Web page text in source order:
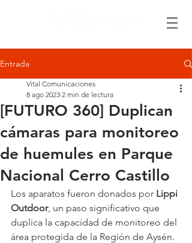
Entrada
[FUTURO 360] Duplican
cámaras para monitoreo
de huemules en Parque
Nacional Cerro Castillo
Vital Comunicaciones
8 ago 2023 2 min de lectura
Los aparatos fueron donados por Lippi
Outdoor, un paso significativo que
duplica la capacidad de monitoreo del
área protegida de la Región de Aysén.